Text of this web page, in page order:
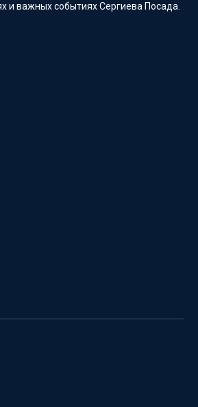
и важных событиях Сергиева Посада.